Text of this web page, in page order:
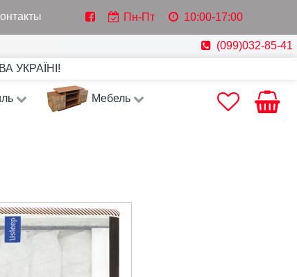
Пн-Пт 10:00-17:00
(099)032-85-41
УКРАЇНІ!
Мебель